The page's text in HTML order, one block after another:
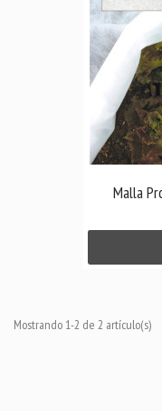
Malla
Mostrando 1-2 de 2 artículo(s)